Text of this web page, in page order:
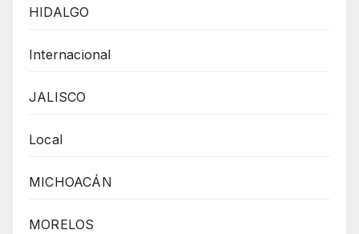
HIDALGO
Internacional
JALISCO
Local
MICHOACÁN
MORELOS